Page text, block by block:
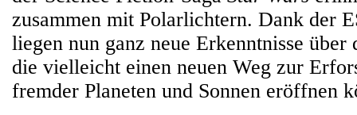
zusammen mit Polarlichtern. Dank der
liegen nun ganz neue Erkenntnisse über
die vielleicht einen neuen Weg zur
fremder Planeten und Sonnen eröffnen